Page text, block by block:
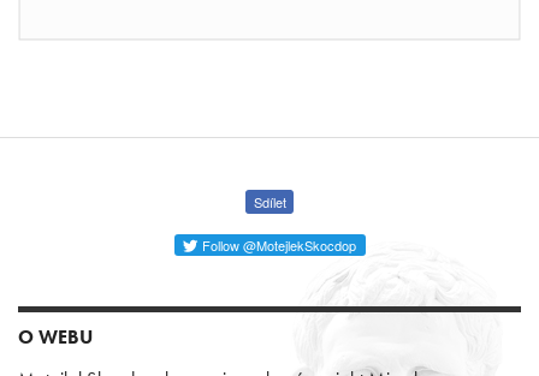
Sdílet
Follow @MotejlekSkocdop
O WEBU